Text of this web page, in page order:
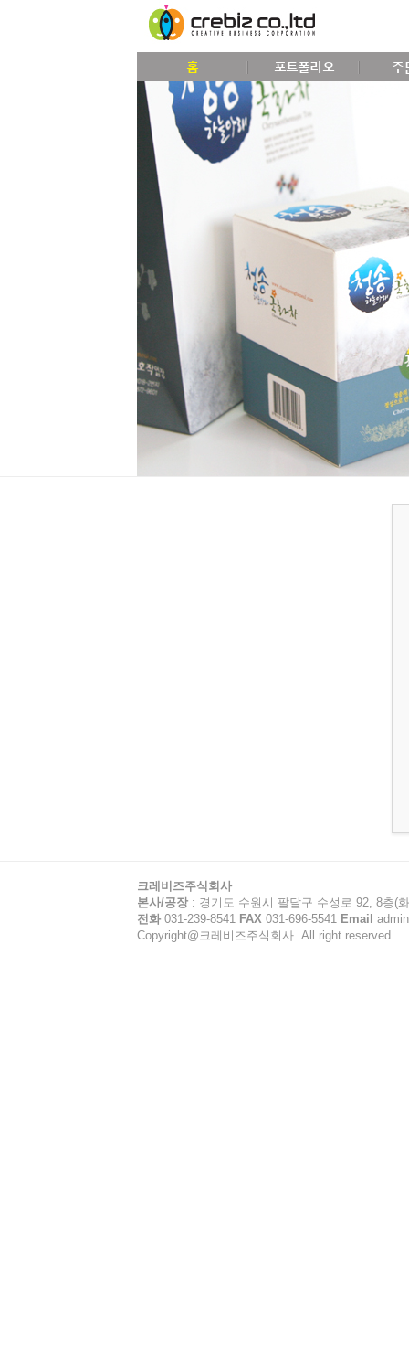
홈 포트폴리오 주
크레비즈주식회사
본사/공장 : 경기도 수원시 팔달구 수성로 92, 8층(
전화 031-239-8541 FAX 031-696-5541 Email
Copyright@크레비즈주식회사. All right reserved.